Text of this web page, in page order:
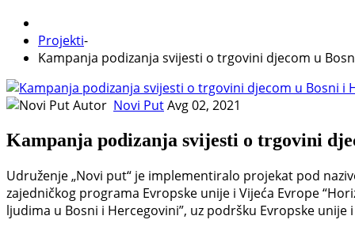
Projekti-
Kampanja podizanja svijesti o trgovini djecom u
Autor Novi PutAvg 02, 2021
Kampanja podizanja svijesti o trgovini
Udruženje „Novi put“ je implementiralo projekat pod
zajedničkog programa Evropske unije i Vijeća Evrope
ljudima u Bosni i Hercegovini”, uz podršku Evropske unije